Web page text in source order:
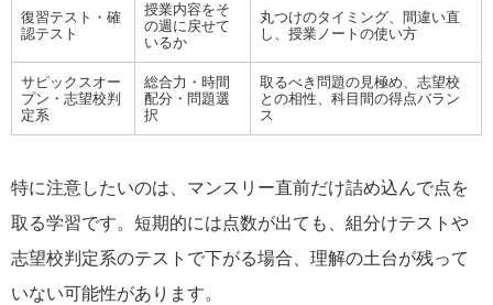
復習テスト・確
認テスト
授業内容をそ
の週に戻せて
いるか
丸つけのタイミング、間違い直
し、授業ノートの使い方
サピックスオー
プン・志望校判
定系
総合力・時間
配分・問題選
択
取るべき問題の見極め、志望校
との相性、科目間の得点バラン
ス
特に注意したいのは、マンスリー直前だけ詰め込んで点を
取る学習です。短期的には点数が出ても、組分けテストや
志望校判定系のテストで下がる場合、理解の土台が残って
いない可能性があります。